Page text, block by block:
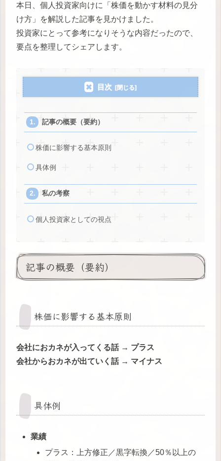
本日、個人投資家向けに「株価を動かす材料の見分
け方」を解説した記事を見かけました。
投資家にとって参考になりそうな内容だったので、
要点を整理してシェアします。
目次
記事の概要（要約）
株価に影響する基本原則
具体例
私の考察
個人投資家としての視点
記事の概要（要約）
株価に影響する基本原則
会社におカネが入ってくる話 → プラス
会社からおカネが出ていく話 → マイナス
具体例
業績
プラス：上方修正／黒字転換／50％以上の